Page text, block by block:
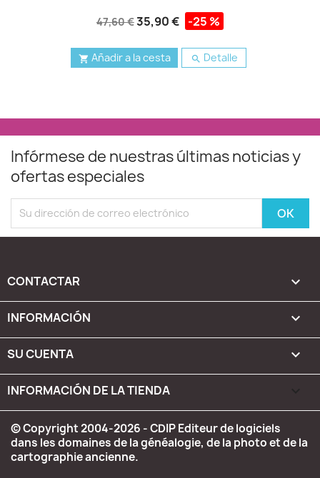
47,60 €35,90 € -25 %
 Añadir a la cesta  Detalle
Infórmese de nuestras últimas noticias y
ofertas especiales
CONTACTAR 
INFORMACIÓN 
SU CUENTA 
INFORMACIÓN DE LA TIENDA
© Copyright 2004-2026 - CDIP Editeur de logiciels
dans les domaines de la généalogie, de la photo et de la
cartographie ancienne.